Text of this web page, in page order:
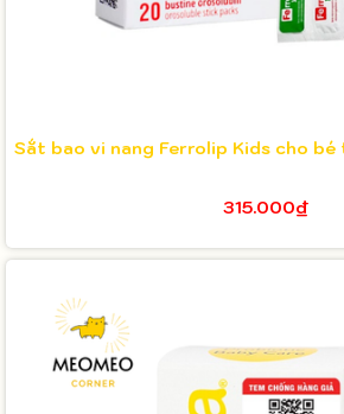
Sắt bao vi nang Ferrolip Kids cho
315.000₫